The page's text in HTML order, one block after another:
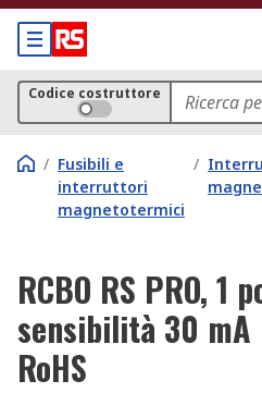
Codice costruttore
/ Fusibili e
interruttori
magnetotermici
/
RCBO RS PRO, 1
sensibilità 30 mA
RoHS